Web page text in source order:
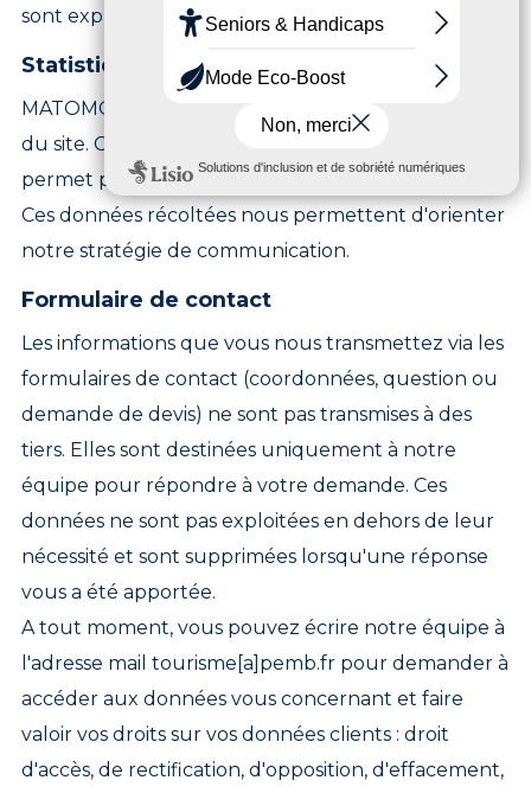
sont expliquées ci-après :
Statistiques du site internet
MATOMO est utilisé pour le suivi de fréquentation
du site. Cet outil est utilisé en mode anonyme et ne
permet pas d'identifier les visiteurs du site.
Ces données récoltées nous permettent d'orienter
notre stratégie de communication.
Formulaire de contact
Les informations que vous nous transmettez via les
formulaires de contact (coordonnées, question ou
demande de devis) ne sont pas transmises à des
tiers. Elles sont destinées uniquement à notre
équipe pour répondre à votre demande. Ces
données ne sont pas exploitées en dehors de leur
nécessité et sont supprimées lorsqu'une réponse
vous a été apportée.
A tout moment, vous pouvez écrire notre équipe à
l'adresse mail tourisme[a]pemb.fr pour demander à
accéder aux données vous concernant et faire
valoir vos droits sur vos données clients : droit
d'accès, de rectification, d'opposition, d'effacement,